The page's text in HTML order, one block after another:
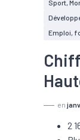
Sport,
Emploi,
en
2